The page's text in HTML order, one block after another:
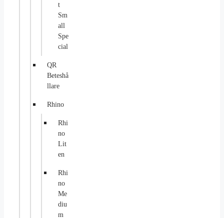
t
Sm
all
Spe
cial
QR
Beteshå
llare
Rhino
Rhi
no
Lit
en
Rhi
no
Me
diu
m